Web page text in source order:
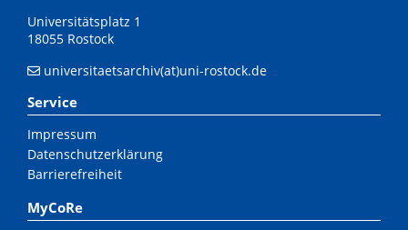
Universitätsplatz 1
18055 Rostock
universitaetsarchiv(at)uni-rostock.de
Service
Impressum
Datenschutzerklärung
Barrierefreiheit
MyCoRe